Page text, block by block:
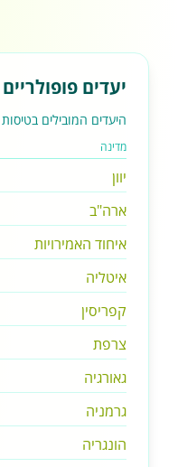
יעדים פופולריים 2025
היעדים המובילים
מדינה
יוון
ארה"ב
איחוד האמירויות
איטליה
קפריסין
צרפת
גאורגיה
גרמניה
הונגריה